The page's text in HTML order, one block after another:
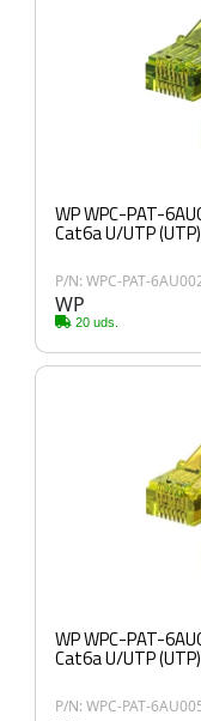
WP WPC-PAT-
Cat6a U/UTP (UTP)
P/N: WPC-PAT-
WP
20 uds.
WP WPC-PAT-
Cat6a U/UTP (UTP)
P/N: WPC-PAT-